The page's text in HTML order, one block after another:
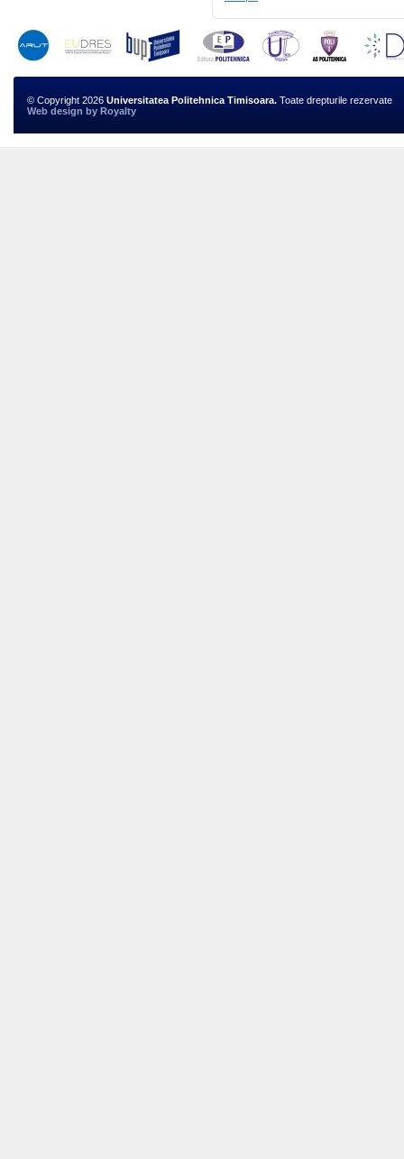
© Copyright 2026 Universitatea Politehnica Timisoara. Toate drepturile rezervate
Web design by Royalty